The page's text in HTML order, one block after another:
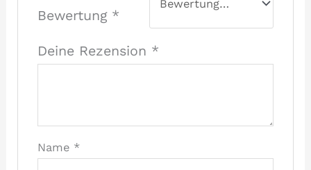
Bewertung *
Deine Rezension *
Name *